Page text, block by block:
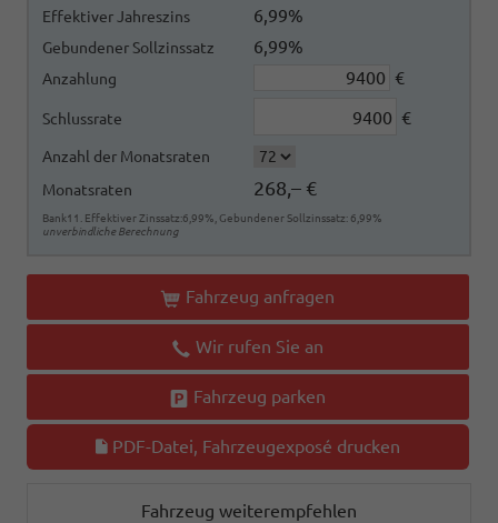
Effektiver Jahreszins 6,99%
Gebundener Sollzinssatz 6,99%
Anzahlung €
Schlussrate €
Anzahl der Monatsraten
Monatsraten
268,– €
Bank11. Effektiver Zinssatz:6,99%, Gebundener Sollzinssatz: 6,99%
unverbindliche Berechnung
Fahrzeug anfragen
Wir rufen Sie an
Fahrzeug parken
PDF-Datei, Fahrzeugexposé drucken
Fahrzeug weiterempfehlen